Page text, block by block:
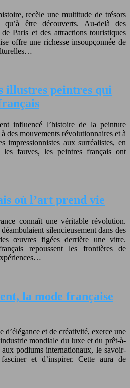
recèle une multitude de trésors
être découverts. Au-delà des
Paris et des attractions touristiques
offre une richesse insoupçonnée de
illustres peintres qui
influencé l’histoire de la peinture
des mouvements révolutionnaires et à
impressionnistes aux surréalistes, en
fauves, les peintres français ont
où l’art prend vie
connaît une véritable révolution.
silencieusement dans des
œuvres figées derrière une vitre.
repoussent les frontières de
la mode française
d’élégance et de créativité, exerce une
mondiale du luxe et du prêt-à-
podiums internationaux, le savoir-
et d’inspirer. Cette aura de